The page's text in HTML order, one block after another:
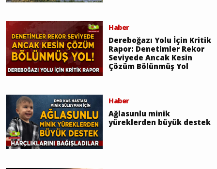
Haber
Dereboğazı Yolu İçin Kritik
Rapor: Denetimler Rekor
Seviyede Ancak Kesin
Çözüm Bölünmüş Yol
Haber
Ağlasunlu minik
yüreklerden büyük destek